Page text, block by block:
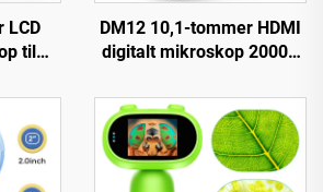
LCD
til
pcb,
DM12 10,1-tommer HDMI
digitalt mikroskop 2000X
LED'er